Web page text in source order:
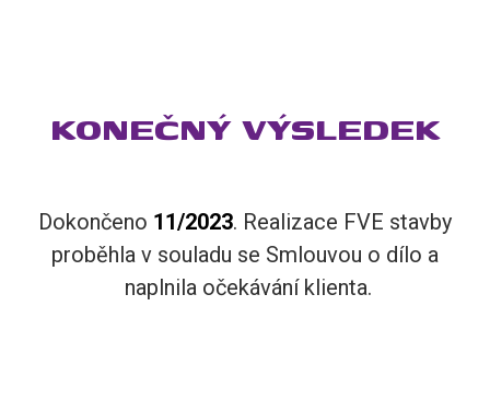
KONEČNÝ VÝSLEDEK
Dokončeno 11/2023. Realizace FVE stavby
proběhla v souladu se Smlouvou o dílo a
naplnila očekávání klienta.